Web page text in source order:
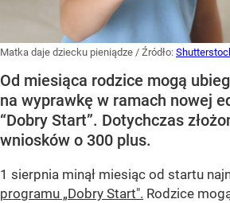
Matka daje dziecku pieniądze / Źródło:
Od miesiąca rodzice mogą
na wyprawkę w ramach nowej
“Dobry Start”. Dotychczas
wniosków o 300 plus.
1 sierpnia minął miesiąc od startu
programu „Dobry Start". Rodzice